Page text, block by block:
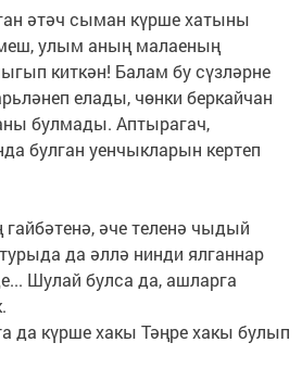
әтәч сыман күрше хатыны
улым аның малаеның
киткән! Балам бу сүзләрне
елады, чөнки беркайчан
булмады. Аптырагач,
булган уенчыкларын кертеп
әче теленә чыдый
да әллә нинди ялганнар
Шулай булса да, ашларга
да күрше хакы Тәңре хакы булып